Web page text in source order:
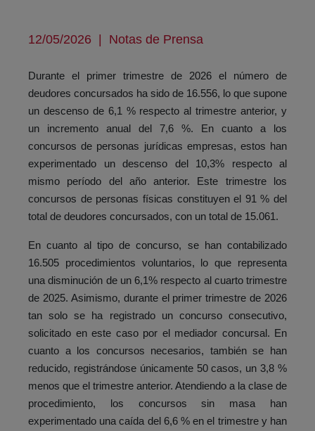
12/05/2026 | Notas de Prensa
Durante el primer trimestre de 2026 el número de
deudores concursados ha sido de 16.556, lo que supone
un descenso de 6,1 % respecto al trimestre anterior, y
un incremento anual del 7,6 %. En cuanto a los
concursos de personas jurídicas empresas, estos han
experimentado un descenso del 10,3% respecto al
mismo período del año anterior. Este trimestre los
concursos de personas físicas constituyen el 91 % del
total de deudores concursados, con un total de 15.061.
En cuanto al tipo de concurso, se han contabilizado
16.505 procedimientos voluntarios, lo que representa
una disminución de un 6,1% respecto al cuarto trimestre
de 2025. Asimismo, durante el primer trimestre de 2026
tan solo se ha registrado un concurso consecutivo,
solicitado en este caso por el mediador concursal. En
cuanto a los concursos necesarios, también se han
reducido, registrándose únicamente 50 casos, un 3,8 %
menos que el trimestre anterior. Atendiendo a la clase de
procedimiento, los concursos sin masa han
experimentado una caída del 6,6 % en el trimestre y han